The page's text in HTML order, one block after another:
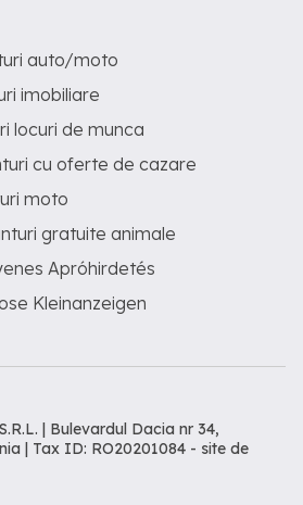
auto/moto
imobiliare
locuri de munca
cu oferte de cazare
moto
gratuite animale
Apróhirdetés
Kleinanzeigen
| Bulevardul Dacia nr 34,
| Tax ID: RO20201084 - site de